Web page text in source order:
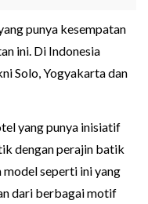
punya kesempatan
ini. Di Indonesia
Solo, Yogyakarta dan
yang punya inisiatif
dengan perajin batik
seperti ini yang
dari berbagai motif